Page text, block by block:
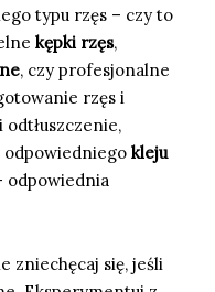
typu rzęs – czy to
kępki rzęs,
, czy profesjonalne
rzęs i
odpowiedniego kleju
odpowiednia
zniechęcaj się, jeśli